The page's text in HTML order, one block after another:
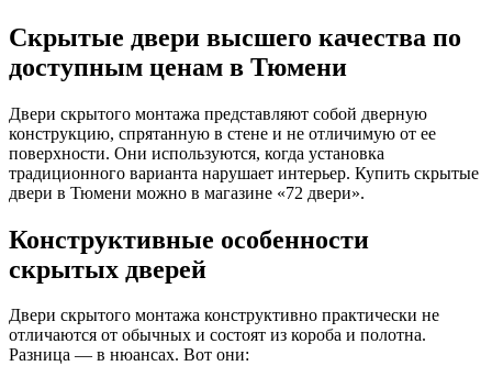
Скрытые двери высшего качества по
доступным ценам в Тюмени
Двери скрытого монтажа представляют собой дверную
конструкцию, спрятанную в стене и не отличимую от ее
поверхности. Они используются, когда установка
традиционного варианта нарушает интерьер. Купить скрытые
двери в Тюмени можно в магазине «72 двери».
Конструктивные особенности
скрытых дверей
Двери скрытого монтажа конструктивно практически не
отличаются от обычных и состоят из короба и полотна.
Разница — в нюансах. Вот они: